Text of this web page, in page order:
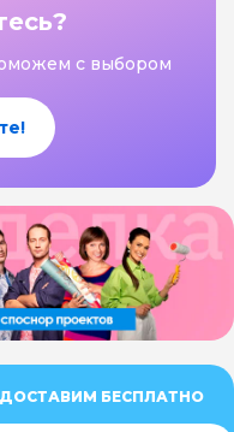
с выбором
ДОСТАВИМ БЕСПЛАТНО